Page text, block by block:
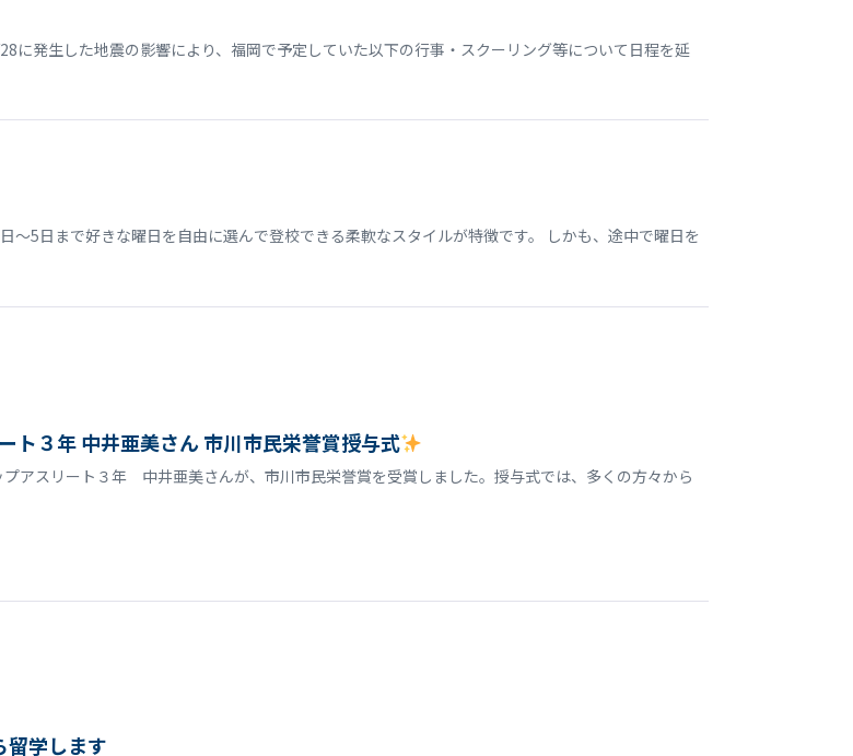
に発生した地震の影響により、福岡で予定していた以下の行事・スクーリング等について日程を延
〜5日まで好きな曜日を自由に選んで登校できる柔軟なスタイルが特徴です。 しかも、途中で曜日を
ト３年 中井亜美さん 市川市民栄誉賞授与式
アスリート３年 中井亜美さんが、市川市民栄誉賞を受賞しました。授与式では、多くの方々から
留学します